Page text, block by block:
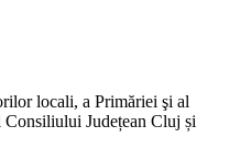
locali, a Primăriei şi al
Județean Cluj și